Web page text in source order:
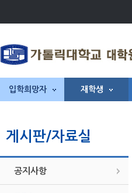
입학희망자 재학생
게시판/자료실
공지사항